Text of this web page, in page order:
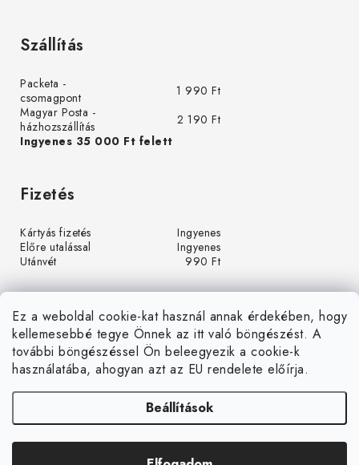
Ez a weboldal cookie-kat használ annak érdekében, hogy
kellemesebbé tegye Önnek az itt való böngészést. A
további böngészéssel Ön beleegyezik a cookie-k
használatába, ahogyan azt az EU rendelete előírja.
Beállítások
Szállítás
Packeta -
csomagpont
1 990 Ft
Magyar Posta -
házhozszállítás
2 190 Ft
Ingyenes 35 000 Ft felett
Fizetés
Kártyás fizetés
Ingyenes
Előre utalással
Ingyenes
Utánvét
990 Ft
r
u
Árukereső.hu